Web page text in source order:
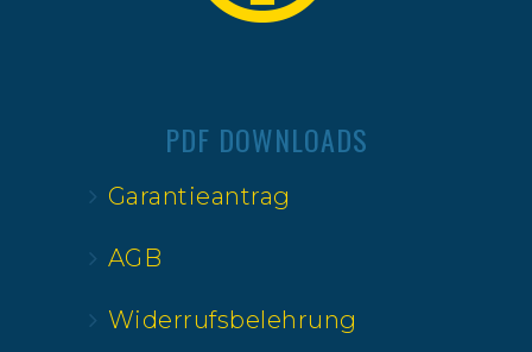
PDF DOWNLOADS
Garantieantrag
AGB
Widerrufsbelehrung